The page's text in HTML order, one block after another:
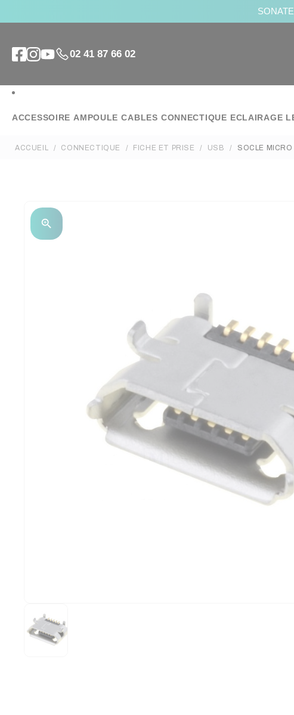
02 41 87 66 02
ACCESSOIRE AMPOULE CABLES CONNECTIQUE ECLAIRAGE
ACCUEIL CONNECTIQUE FICHE ET PRISE USB SOCLE
zoom_in